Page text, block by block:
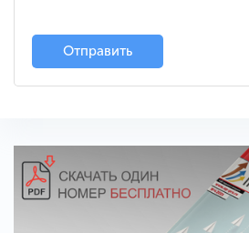
Отправить